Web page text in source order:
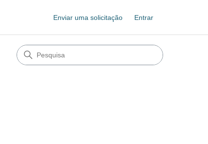
Enviar uma solicitação Entrar